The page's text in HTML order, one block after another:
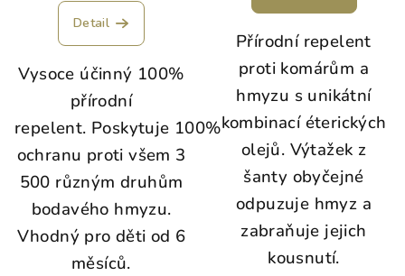
Detail
Vysoce účinný 100%
přírodní
repelent. Poskytuje 100%
ochranu proti všem 3
500 různým druhům
bodavého hmyzu.
Vhodný pro děti od 6
měsíců.
Přírodní repelent
proti komárům a
hmyzu s unikátní
kombinací éterických
olejů. Výtažek z
šanty obyčejné
odpuzuje hmyz a
zabraňuje jejich
kousnutí.